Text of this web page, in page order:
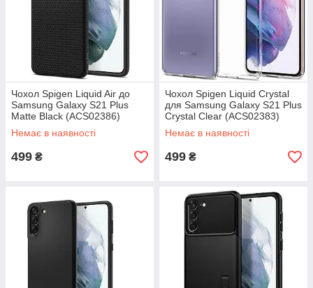
Чохол Spigen Liquid Air до
Samsung Galaxy S21 Plus
Matte Black (ACS02386)
Немає в наявності
499 ₴
Чохол Spigen Liquid Crystal
для Samsung Galaxy S21 Plus
Crystal Clear (ACS02383)
Немає в наявності
499 ₴